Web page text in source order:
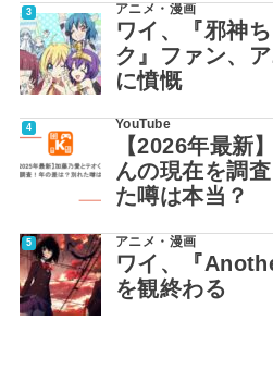
アニメ・漫画
ワイ、『邪神
ク』ファン、
に憤慨
YouTube
【2026年最新
んの現在を調
た噂は本当？
アニメ・漫画
ワイ、『
を観終わる